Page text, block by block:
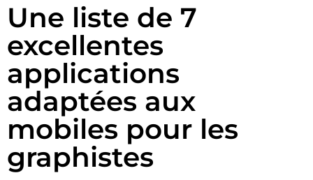
Une liste de 7
excellentes
applications
adaptées aux
mobiles pour les
graphistes